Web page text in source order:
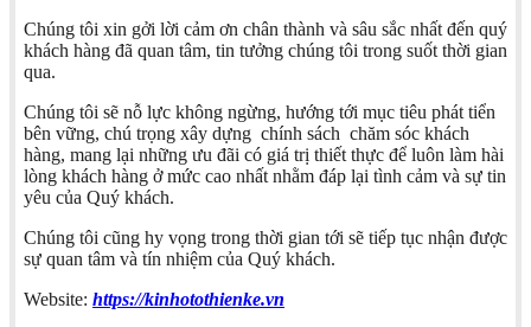
Chúng tôi xin gởi lời cảm ơn chân thành và sâu sắc nhất đến quý
khách hàng đã quan tâm, tin tưởng chúng tôi trong suốt thời gian
qua.
Chúng tôi sẽ nỗ lực không ngừng, hướng tới mục tiêu phát tiển
bên vững, chú trọng xây dựng chính sách chăm sóc khách
hàng, mang lại những ưu đãi có giá trị thiết thực để luôn làm hài
lòng khách hàng ở mức cao nhất nhằm đáp lại tình cảm và sự tin
yêu của Quý khách.
Chúng tôi cũng hy vọng trong thời gian tới sẽ tiếp tục nhận được
sự quan tâm và tín nhiệm của Quý khách.
Website: https://kinhotothienke.vn